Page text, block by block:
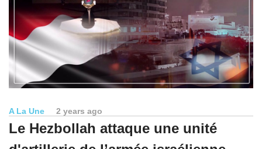
A La Une 2 years ago
Le Hezbollah attaque une unité